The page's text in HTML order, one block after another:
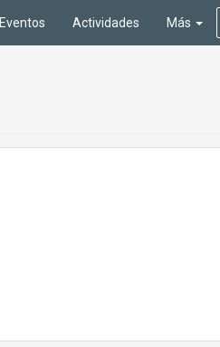
Eventos Actividades Más